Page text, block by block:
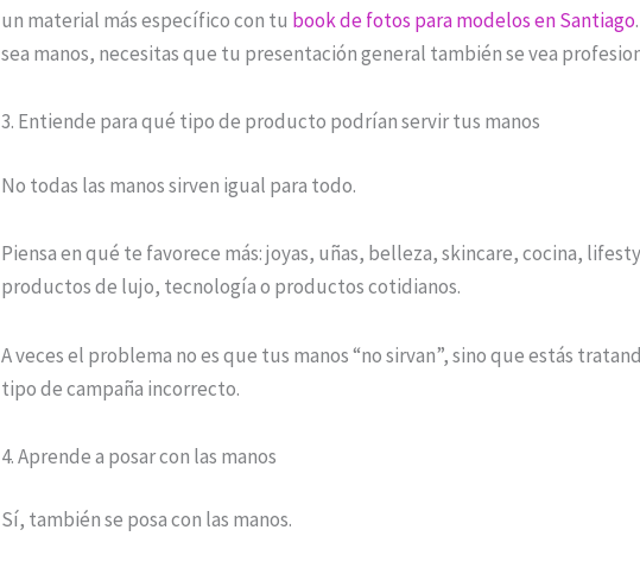
un material más específico con tu book de fotos para modelos en Santiago
sea manos, necesitas que tu presentación general también se vea
3. Entiende para qué tipo de producto podrían servir tus manos
No todas las manos sirven igual para todo.
Piensa en qué te favorece más: joyas, uñas, belleza, skincare, cocina,
productos de lujo, tecnología o productos cotidianos.
A veces el problema no es que tus manos “no sirvan”, sino que estás
tipo de campaña incorrecto.
4. Aprende a posar con las manos
Sí, también se posa con las manos.